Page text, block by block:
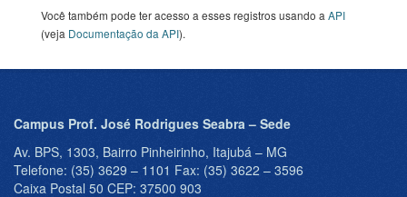
Você também pode ter acesso a esses registros usando a API
(veja Documentação da API).
Campus Prof. José Rodrigues Seabra – Sede
Av. BPS, 1303, Bairro Pinheirinho, Itajubá – MG
Telefone: (35) 3629 – 1101 Fax: (35) 3622 – 3596
Caixa Postal 50 CEP: 37500 903